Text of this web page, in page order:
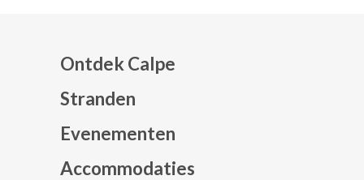
Ontdek Calpe
Stranden
Evenementen
Accommodaties